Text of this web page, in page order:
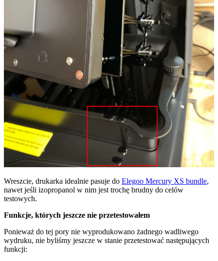
Wreszcie, drukarka idealnie pasuje do Elegoo Mercury XS bundle,
nawet jeśli izopropanol w nim jest trochę brudny do celów
testowych.
Funkcje, których jeszcze nie przetestowałem
Ponieważ do tej pory nie wyprodukowano żadnego wadliwego
wydruku, nie byliśmy jeszcze w stanie przetestować następujących
funkcji: